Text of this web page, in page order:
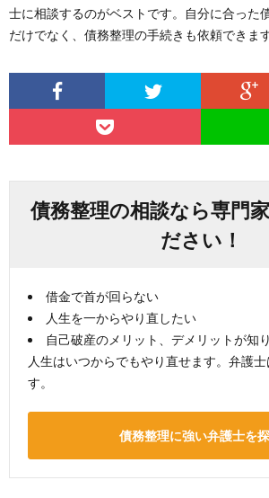
士に相談するのがベストです。自分に合った
だけでなく、債務整理の手続きも依頼できます
債務整理の相談なら専門
ださい！
借金で首が回らない
人生を一からやり直したい
自己破産のメリット、デメリットが知
人生はいつからでもやり直せます。弁護
す。
債務整理に強い弁護士を